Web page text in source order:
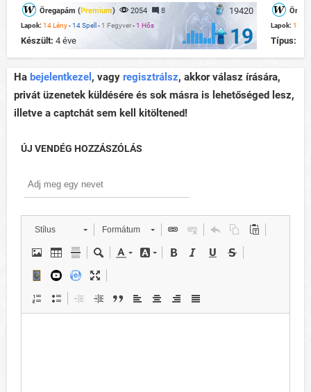
19420
Öregapám (Premium) 2054 8
Lapok: 14 Lény-14 Spell - 1 Fegyver-1 Hős
Készült: 4 éve 19 Lapok: 19
Típus:
Ha bejelentkezel , vagy regisztrálsz, akkor válasz írására,
privát üzenetek küldésére és sok másra is lehetőséged lesz,
illetve a captchát sem kell kitöltened!
ÚJ VENDÉG HOZZÁSZÓLÁS
Stílus Formátum